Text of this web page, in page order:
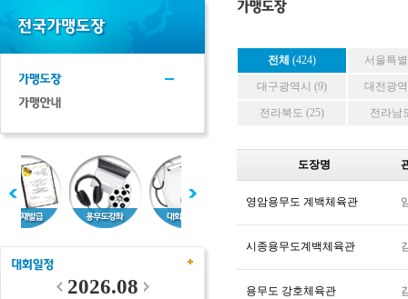
2026.08
전체 (424) 서울특
대구광역시 (9) 대전광
전라북도 (25) 전라남
도장명
영암용무도 계백체육관
시종용무도계백체육관
용무도 강호체육관